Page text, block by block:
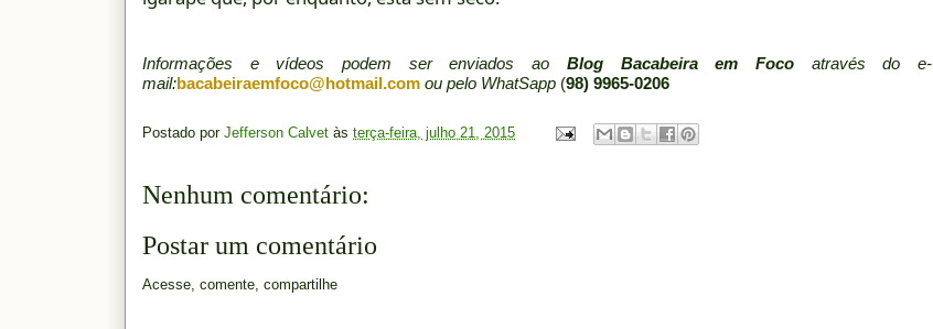
Informações e vídeos podem ser enviados ao Blog Bacabeira em Focoatravés do e-
mail:bacabeiraemfoco@hotmail.com ou pelo WhatSapp (98) 9965-0206
Postado por Jefferson Calvet às terça-feira, julho 21, 2015
Nenhum comentário:
Postar um comentário
Acesse, comente, compartilhe